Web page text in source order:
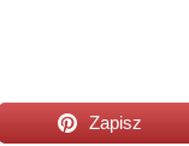
Zapisz